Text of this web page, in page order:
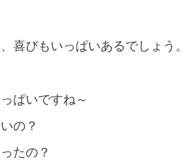
喜びもいっぱいあるでしょう。
ぱいですね～
の？
たの？